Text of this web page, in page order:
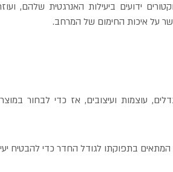
ידועים ביעילות האנרגטית שלהם,
על איכות החימום של המרחב.
עוצמות ועיצובים, אז כדי לבחור
המתאים בתפוקתו לגודל החדר כדי להבטיח